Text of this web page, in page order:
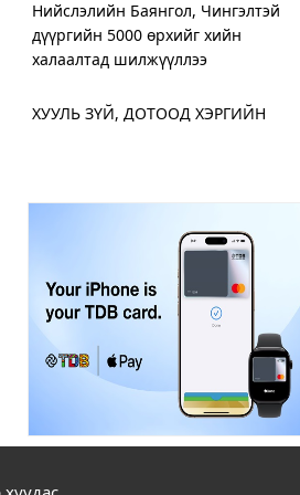
Нийслэлийн Баянгол, Чингэлтэй
дүүргийн 5000 өрхийг хийн
халаалтад шилжүүллээ
ХУУЛЬ ЗҮЙ, ДОТООД ХЭРГИЙН
Дамбадаржаа дулааны станцад 10
дугаар сард тохируулга хийж, энэ
онд ашиглалтад оруулна
ХЗДХ-ийн сайд С.Амарсайхан:
Монгол Улсын цахим хэрэглэгчид
дунд 400,000 хуурамч хаяг байн
Хот нийтийн аж ахуйн салбарт 300